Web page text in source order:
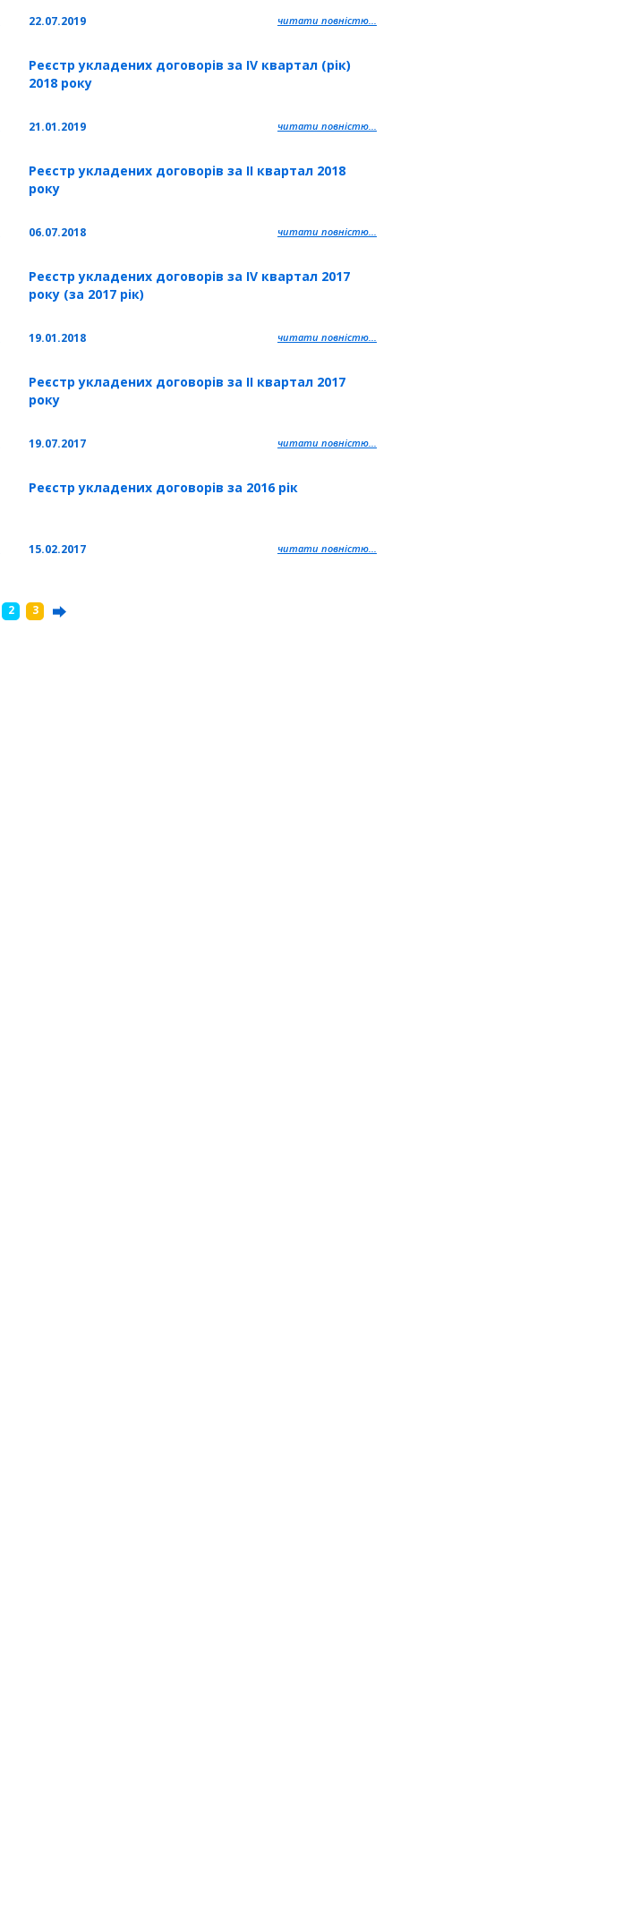
22.07.2019 читати повністю...
Реєстр укладених договорів за IV квартал (рік)
2018 року
21.01.2019 читати повністю...
Реєстр укладених договорів за IІ квартал 2018
року
06.07.2018 читати повністю...
Реєстр укладених договорів за IV квартал 2017
року (за 2017 рік)
19.01.2018 читати повністю...
Реєстр укладених договорів за ІІ квартал 2017
року
19.07.2017 читати повністю...
Реєстр укладених договорів за 2016 рік
15.02.2017 читати повністю...
2 3